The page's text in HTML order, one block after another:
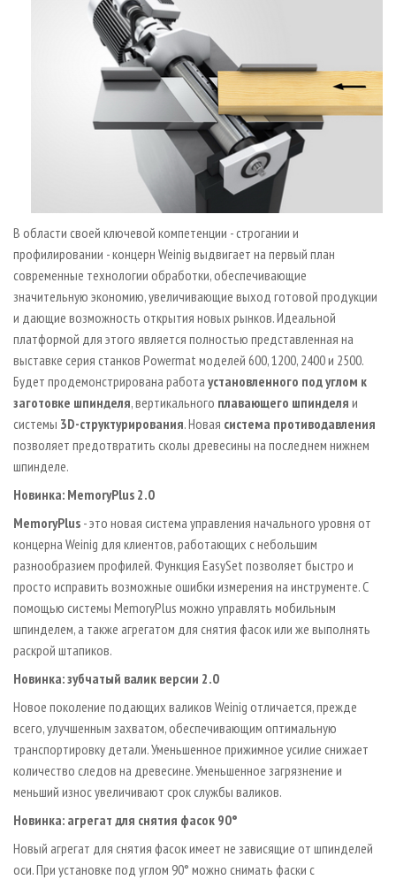
В области своей ключевой компетенции - строгании и
профилировании - концерн Weinig выдвигает на первый план
современные технологии обработки, обеспечивающие
значительную экономию, увеличивающие выход готовой продукции
и дающие возможность открытия новых рынков. Идеальной
платформой для этого является полностью представленная на
выставке серия станков Powermat моделей 600, 1200, 2400 и 2500.
Будет продемонстрирована работа установленного под углом к
заготовке шпинделя, вертикального плавающего шпинделя и
системы 3D-структурирования. Новая система противодавления
позволяет предотвратить сколы древесины на последнем нижнем
шпинделе.
Новинка: MemoryPlus 2.0
MemoryPlus - это новая система управления начального уровня от
концерна Weinig для клиентов, работающих с небольшим
разнообразием профилей. Функция EasySet позволяет быстро и
просто исправить возможные ошибки измерения на инструменте. С
помощью системы MemoryPlus можно управлять мобильным
шпинделем, а также агрегатом для снятия фасок или же выполнять
раскрой штапиков.
Новинка: зубчатый валик версии 2.0
Новое поколение подающих валиков Weinig отличается, прежде
всего, улучшенным захватом, обеспечивающим оптимальную
транспортировку детали. Уменьшенное прижимное усилие снижает
количество следов на древесине. Уменьшенное загрязнение и
меньший износ увеличивают срок службы валиков.
Новинка: агрегат для снятия фасок 90°
Новый агрегат для снятия фасок имеет не зависящие от шпинделей
оси. При установке под углом 90° можно снимать фаски с